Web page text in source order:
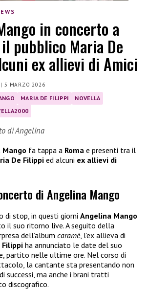
in concerto a
pubblico Maria De
ex allievi di Amici
|5 MARZO 2026
MARIA DE FILIPPI
NOVELLA
di Angelina
fa tappa a Roma e presenti tra il
De Filippi ed alcuni ex allievi di
di Angelina Mango
di stop, in questi giorni Angelina Mango
il suo ritorno live. A seguito della
dell’album caramè, l’ex allieva di
Filippi ha annunciato le date del suo
partito nelle ultime ore. Nel corso di
la cantante sta presentando non
successi, ma anche i brani tratti
discografico.